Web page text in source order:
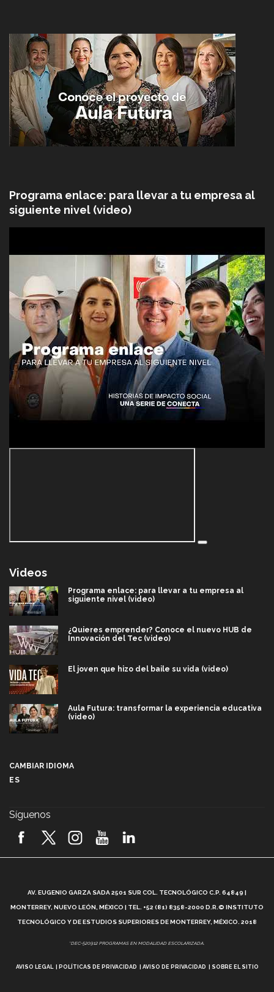
Programa enlace: para llevar a tu empresa al
siguiente nivel (video)
Videos
Programa enlace: para llevar a tu empresa al
siguiente nivel (video)
¿Quieres emprender? Conoce el nuevo HUB de
Innovación del Tec (video)
El joven que hizo del baile su vida (video)
Aula Futura: transformar la experiencia educativa
(video)
2026! (video)
¿Cómo es el Modelo Educativo Tec? (video)
Vida Tec: Feminismo e Inteligencia Artificial, Paola
CAMBIAR IDIOMA
ES
Síguenos
AV. EUGENIO GARZA SADA 2501 SUR COL. TECNOLÓGICO C.P. 64849 |
MONTERREY, NUEVO LEÓN, MÉXICO | TEL. +52 (81) 8358-2000 D.R.© INSTITUTO
TECNOLÓGICO Y DE ESTUDIOS SUPERIORES DE MONTERREY, MÉXICO. 2018
*DEC-520912 PROGRAMAS EN MODALIDAD ESCOLARIZADA.
AVISO LEGAL POLÍTICAS DE PRIVACIDAD AVISO DE PRIVACIDAD SOBRE EL SITIO